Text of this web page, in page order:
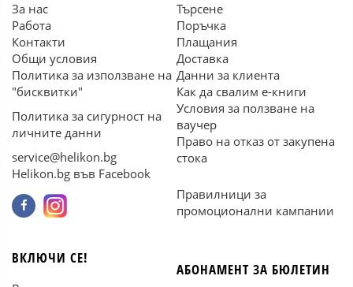
За нас
Работа
Контакти
Общи условия
Политика за използване на
"бисквитки"
Политика за сигурност на
личните данни
service@helikon.bg
Helikon.bg във Facebook
Търсене
Поръчка
Плащания
Доставка
Данни за клиента
Как да свалим е-книги
Условия за ползване на
ваучер
Право на отказ от закупена
стока
Правилници за
промоционални кампании
ВКЛЮЧИ СЕ!
АБОНАМЕНТ ЗА БЮЛЕТИН